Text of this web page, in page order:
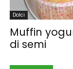
Dolci
Muffin
di semi